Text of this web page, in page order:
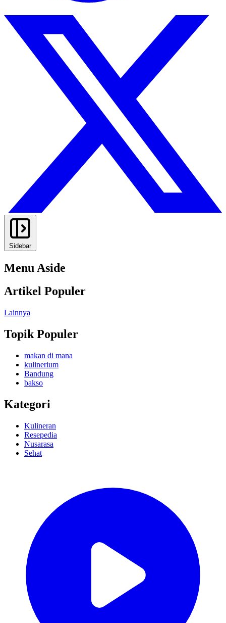
Sidebar
Menu Aside
Artikel Populer
Lainnya
Topik Populer
makan di mana
kulinerium
Bandung
bakso
Kategori
Kulineran
Resepedia
Nusarasa
Sehat